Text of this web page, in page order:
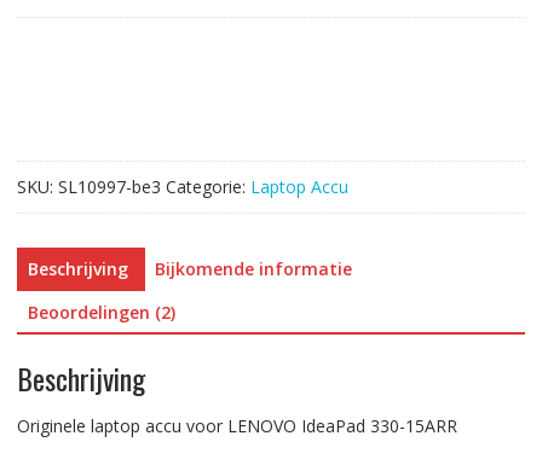
aantal
SKU: SL10997-be3 Categorie: Laptop Accu
Beschrijving
Bijkomende informatie
Beoordelingen (2)
Beschrijving
Originele laptop accu voor LENOVO IdeaPad 330-15ARR